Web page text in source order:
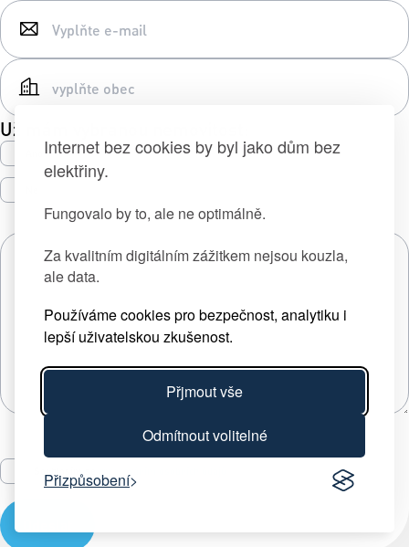
Internet bez cookies by byl jako dům bez
elektřiny.
Fungovalo by to, ale ne optimálně.
Za kvalitním digitálním zážitkem nejsou kouzla,
ale data.
Používáme cookies pro bezpečnost, analytiku i
lepší uživatelskou zkušenost.
Přjmout vše
Odmítnout volitelné
Přizpůsobení
Už mám vybranou nemovitost: